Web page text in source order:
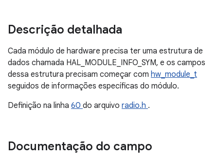
Descrição detalhada
Cada módulo de hardware precisa ter uma estrutura de
dados chamada HAL_MODULE_INFO_SYM, e os campos
dessa estrutura precisam começar com hw_module_t
seguidos de informações específicas do módulo.
Definição na linha 60 do arquivo radio.h .
Documentação do campo